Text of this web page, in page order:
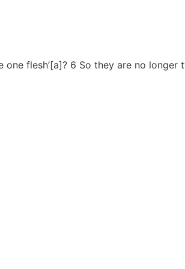
flesh’[a]? 6 So they are no longer